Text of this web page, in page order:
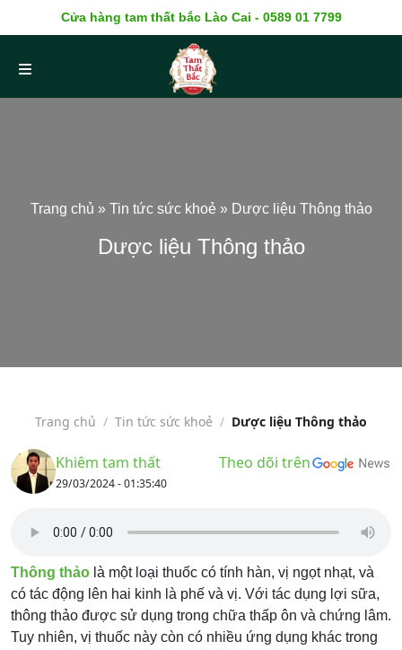
Cửa hàng tam thất bắc Lào Cai - 0589 01 7799
Trang chủ » Tin tức sức khoẻ » Dược liệu Thông thảo
Dược liệu Thông thảo
Trang chủ / Tin tức sức khoẻ / Dược liệu Thông thảo
Khiêm tam thất
29/03/2024 - 01:35:40
Theo dõi trên
Thông thảo là một loại thuốc có tính hàn, vị ngọt nhạt, và
có tác động lên hai kinh là phế và vị. Với tác dụng lợi sữa,
thông thảo được sử dụng trong chữa thấp ôn và chứng lâm.
Tuy nhiên, vị thuốc này còn có nhiều ứng dụng khác trong